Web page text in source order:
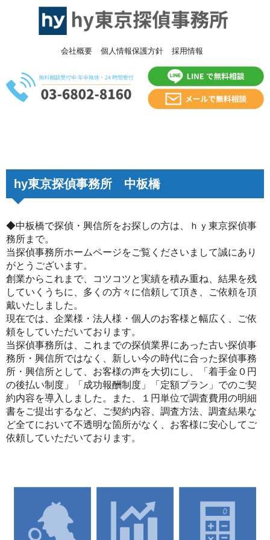
会社概要 個人情報保護方針 採用情報
hy東京探偵事務所 中板橋
◆中板橋で探偵・興信所をお探しの方は、ｈｙ東京探偵事
務所まで。
当探偵事務所ホームページをご覧くださいまして誠にあり
がとうございます。
創業からこれまで、コツコツと実績を積み重ね、結果を残
していくうちに、多くの方々に信頼して頂き、ご依頼を頂
戴いたしました。
現在では、企業様・法人様・個人のお客様と幅広く、ご依
頼をしていただいております。
当探偵事務所は、これまでの探偵業界にあった古い探偵事
務所・興信所ではなく、新しい今の時代に合った探偵事務
所・興信所として、お客様の声を大切にし、「着手金０円
の後払い制度」「成功報酬制度」「定額プラン」でのご契
約内容を導入しました。また、１円単位で調査費用の明細
書をご提出するなど、ご契約内容、調査方法、調査結果な
ど全てにおいて不透明な箇所がなく、お客様に安心してご
依頼していただいております。